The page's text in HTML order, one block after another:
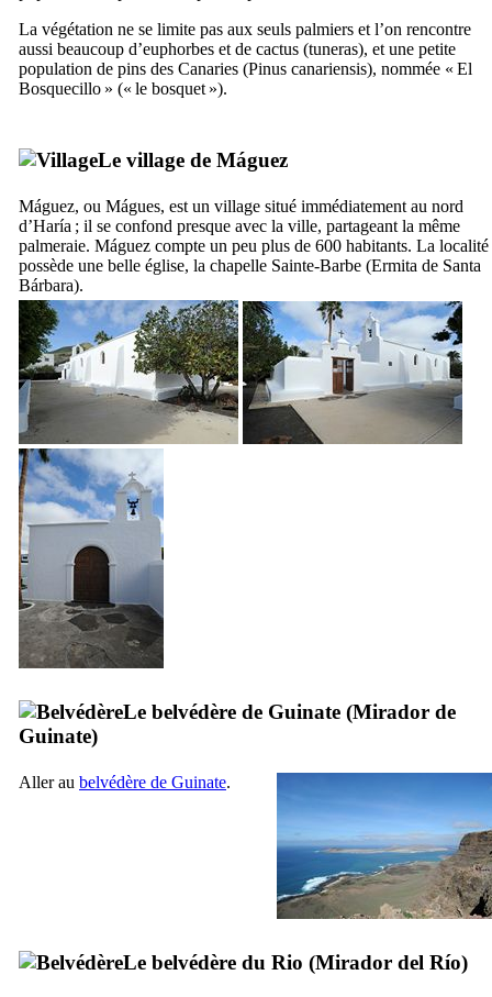
La végétation ne se limite pas aux seuls palmiers et l’on rencontre
aussi beaucoup d’euphorbes et de cactus (tuneras), et une petite
population de pins des Canaries (Pinus canariensis), nommée « El
Bosquecillo » (« le bosquet »).
Le village de Máguez
Máguez, ou Mágues, est un village situé immédiatement au nord
d’Haría ; il se confond presque avec la ville, partageant la même
palmeraie. Máguez compte un peu plus de 600 habitants. La localité
possède une belle église, la chapelle Sainte-Barbe (Ermita de Santa
Bárbara).
Le belvédère de Guinate (Mirador de
Guinate)
Aller au belvédère de Guinate.
Le belvédère du Rio (Mirador del Río)